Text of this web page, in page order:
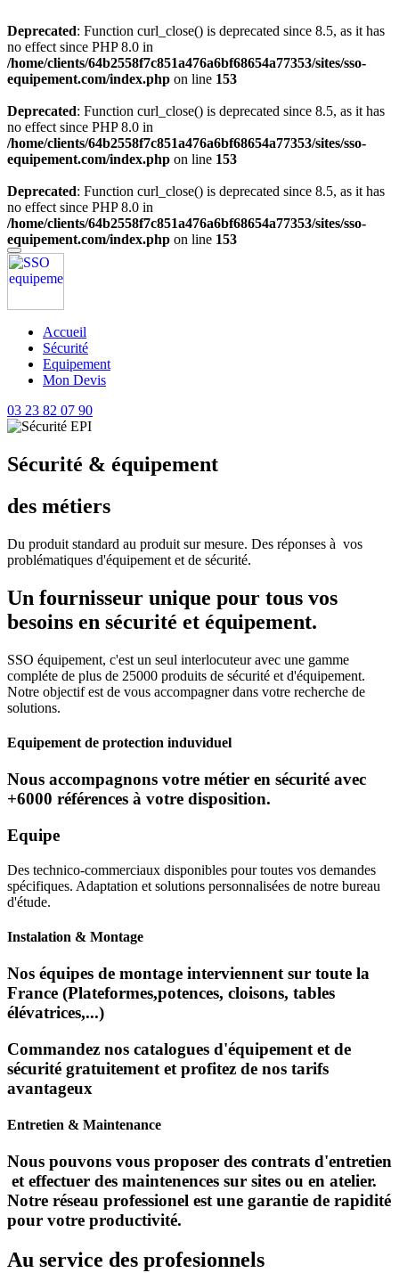
Deprecated: Function curl_close() is deprecated since 8.5, as it has
no effect since PHP 8.0 in
/home/clients/64b2558f7c851a476a6bf68654a77353/sites/sso-
equipement.com/index.php on line 153
Deprecated: Function curl_close() is deprecated since 8.5, as it has
no effect since PHP 8.0 in
/home/clients/64b2558f7c851a476a6bf68654a77353/sites/sso-
equipement.com/index.php on line 153
Deprecated: Function curl_close() is deprecated since 8.5, as it has
no effect since PHP 8.0 in
/home/clients/64b2558f7c851a476a6bf68654a77353/sites/sso-
equipement.com/index.php on line 153
Accueil
Sécurité
Equipement
Mon Devis
03 23 82 07 90
Sécurité & équipement
des métiers
Du produit standard au produit sur mesure. Des réponses à vos
problématiques d'équipement et de sécurité.
Un fournisseur unique pour tous vos
besoins en sécurité et équipement.
SSO équipement, c'est un seul interlocuteur avec une gamme
compléte de plus de 25000 produits de sécurité et d'équipement.
Notre objectif est de vous accompagner dans votre recherche de
solutions.
Equipement de protection induviduel
Nous accompagnons votre métier en sécurité avec
+6000 références à votre disposition.
Equipe
Des technico-commerciaux disponibles pour toutes vos demandes
spécifiques. Adaptation et solutions personnalisées de notre bureau
d'étude.
Instalation & Montage
Nos équipes de montage interviennent sur toute la
France (Plateformes,potences, cloisons, tables
élévatrices,...)
Commandez nos catalogues d'équipement et de
sécurité gratuitement et profitez de nos tarifs
avantageux
Entretien & Maintenance
Nous pouvons vous proposer des contrats d'entretien
et effectuer des maintenences sur sites ou en atelier.
Notre réseau professionel est une garantie de rapidité
pour votre productivité.
Au service des profesionnels